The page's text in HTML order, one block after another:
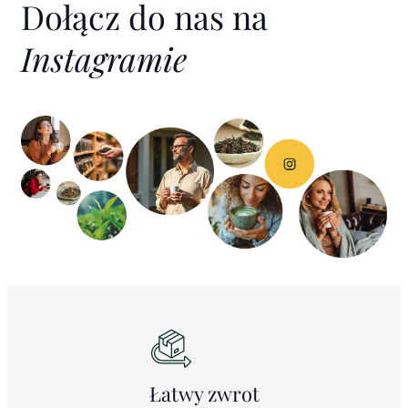
Dołącz do nas na
Instagramie
Łatwyzwrot